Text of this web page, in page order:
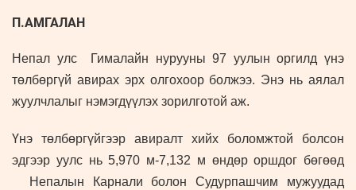
П.АМГАЛАН
Непал улс Гималайн нурууны 97 уулын оргилд үнэ
төлбөргүй авирах эрх олгохоор болжээ. Энэ нь аялал
жуулчлалыг нэмэгдүүлэх зорилготой аж.
Үнэ төлбөргүйгээр авиралт хийх боломжтой болсон
эдгээр уулс нь 5,970 м-7,132 м өндөр оршдог бөгөөд
Непалын Карнали болон Судурпашчим мужуудад